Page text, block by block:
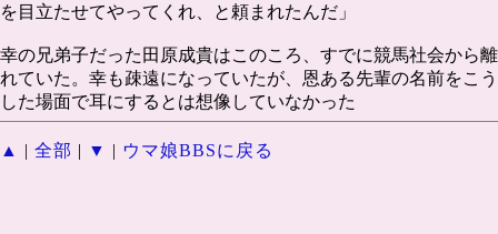
を目立たせてやってくれ、と頼まれたんだ」
幸の兄弟子だった田原成貴はこのころ、すでに競馬社会から離
れていた。幸も疎遠になっていたが、恩ある先輩の名前をこう
した場面で耳にするとは想像していなかった
▲ | 全部 | ▼ | ウマ娘BBSに戻る